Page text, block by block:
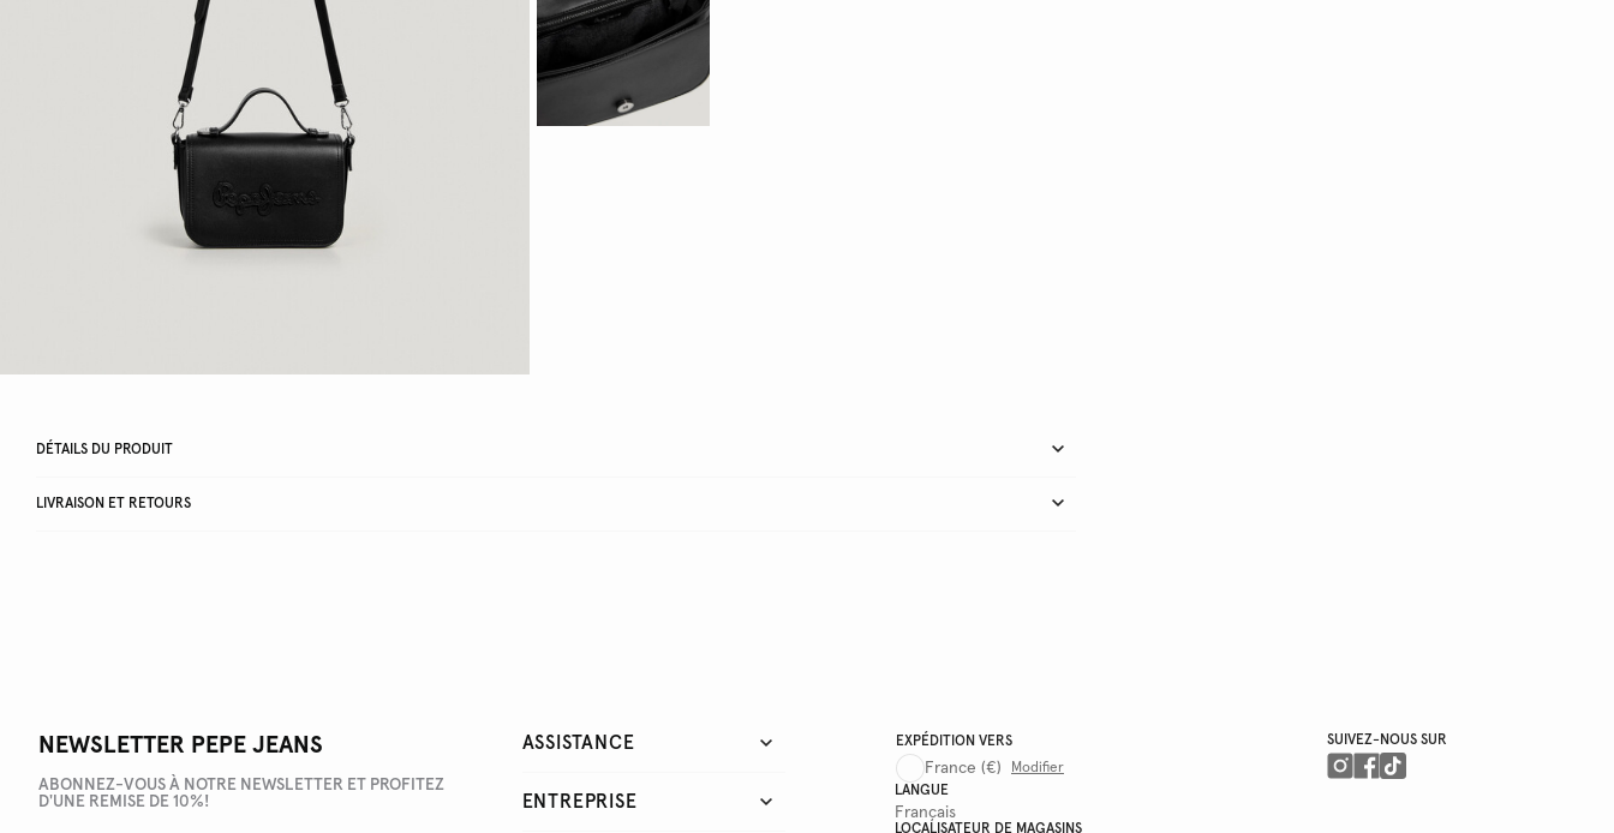
DÉTAILS DU PRODUIT
LIVRAISON ET RETOURS
NEWSLETTER PEPE JEANS
ABONNEZ-VOUS À NOTRE NEWSLETTER ET PROFITEZ
D'UNE REMISE DE 10%!
ASSISTANCE
ENTREPRISE
EXPÉDITION VERS
France (€)
Modifier
LANGUE
Français
LOCALISATEUR DE MAGASINS
SUIVEZ-NOUS SUR